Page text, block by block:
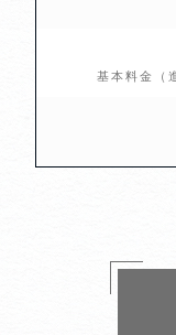
基本料金（